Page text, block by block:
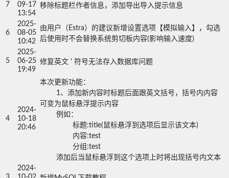
7
09-17
13:54
移除标题栏作者信息，添加导出导入提示信息
6
2025-
08-05
10:42
由用户（Estra）的建议新增设置选项【模拟输入】，勾选
后使用时不会替换系统剪切板内容(影响输入速度)
5
2025-
06-25
19:49
修复英文 ' 符号无法存入数据库问题
4
2024-
10-18
20:46
本次更新功能：
可变为鼠标悬浮提示内容
	添加后当鼠标悬浮到这个选项上时将出现括号内文本
2024-